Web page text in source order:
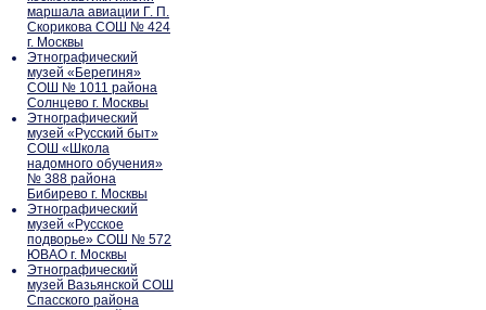
маршала авиации Г. П.
Скорикова СОШ № 424
г. Москвы
Этнографический
музей «Берегиня»
СОШ № 1011 района
Солнцево г. Москвы
Этнографический
музей «Русский быт»
СОШ «Школа
надомного обучения»
№ 388 района
Бибирево г. Москвы
Этнографический
музей «Русское
подворье» СОШ № 572
ЮВАО г. Москвы
Этнографический
музей Вазьянской СОШ
Спасского района